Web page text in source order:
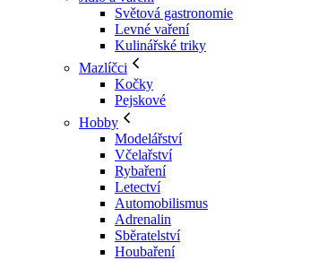
Světová gastronomie
Levné vaření
Kulinářské triky
Mazlíčci
Kočky
Pejskové
Hobby
Modelářství
Včelařství
Rybaření
Letectví
Automobilismus
Adrenalin
Sběratelství
Houbaření